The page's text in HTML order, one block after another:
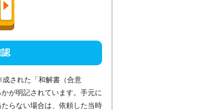
された「和解書（合意
が明記されています。手元に
らない場合は、依頼した当時